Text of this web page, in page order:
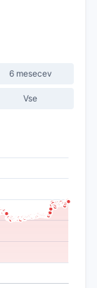
6 mesecev
Vse